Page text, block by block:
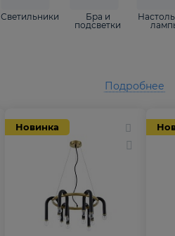
Светильники
Бра и
подсветки
Новинка
Подробнее